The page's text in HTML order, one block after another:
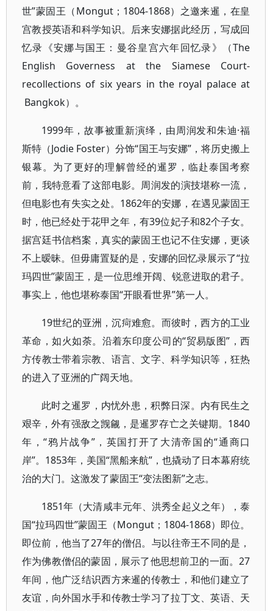
世”蒙固王（Mongut；1804-1868）之邀来暹，在皇
宫教授英语和科学知识。后来安娜据此经历，写成回
忆录《安娜与国王：曼谷皇宫六年回忆录》（The
English Governess at the Siamese Court-
recollections of six years in the royal palace at
Bangkok）。
1999年，故事被重新演绎，由周润发和朱迪·福
斯特（Jodie Foster）分饰“国王与安娜”，将历史搬上
银幕。为了更好的理解曾经的暹罗，临赴泰国考察
前，我特意看了这部电影。周润发的演技堪称一流，
但电影也有失实之处。1862年的安娜，在遇见蒙固王
时，他已经处于花甲之年，有39位妃子和82个子女。
据宫廷书信档案，真实的蒙固王也记不住安娜，更谈
不上暧昧。但毋庸置疑的是，安娜的回忆录展示了“拉
玛四世”蒙固王，是一位思维开阔、锐意进取的君子。
事实上，他也堪称泰国“开眼看世界”第一人。
19世纪的亚洲，沉疴难愈。而彼时，西方的工业
革命，如火如荼。沿着东印度公司的“贸易版图”，西
方传教士带着宗教、语言、文字、科学知识等，狂热
的进入了亚洲的广阔天地。
此时之暹罗，内忧外患，积弊日深。内有民生之
艰辛，外有强敌之觊觎，是暹罗存亡之关键期。1840
年，“鸦片战争”，英国打开了大清帝国的“通商口
岸”。1853年，美国“黑船来航”，也撬动了日本幕府统
治的大门。这激发了蒙固王“变法图新”之志。
1851年（大清咸丰元年、洪秀全起义之年），泰
国“拉玛四世”蒙固王（Mongut；1804-1868）即位。
即位前，他当了27年的僧侣。与以往帝王不同的是，
作为佛教僧侣的蒙固，展示了他思想前卫的一面。27
年间，他广泛结识西方来暹的传教士，和他们建立了
友谊，向外国水手和传教士学习了拉丁文、英语、天